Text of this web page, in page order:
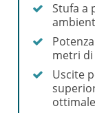
Stufa a
metri di
Uscite